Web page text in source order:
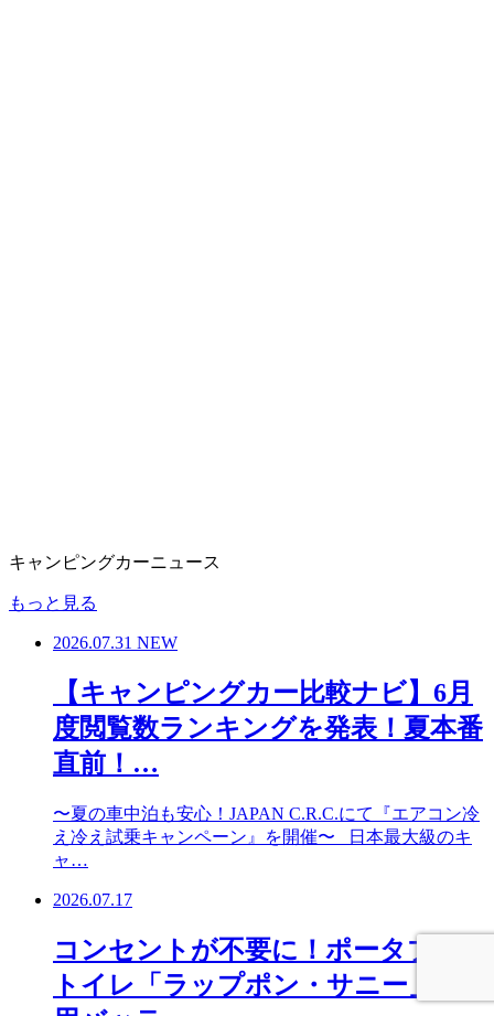
キャンピングカーニュース
もっと見る
2026.07.31 NEW
【キャンピングカー比較ナビ】6月
度閲覧数ランキングを発表！夏本番
直前！…
〜夏の車中泊も安心！JAPAN C.R.C.にて『エアコン冷
え冷え試乗キャンペーン』を開催〜 日本最大級のキ
ャ…
2026.07.17
コンセントが不要に！ポータブル
トイレ「ラップポン・サニー」専